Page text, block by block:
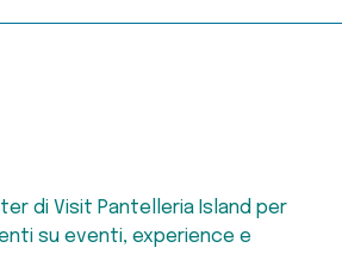
di Visit Pantelleria Island per
su eventi, experience e